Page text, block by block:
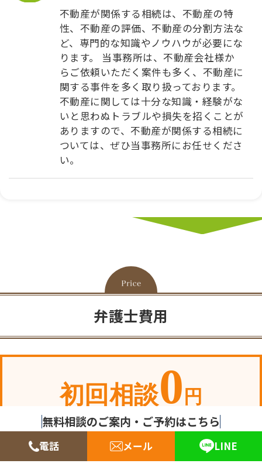
不動産が関係する相続は、不動産の特
性、不動産の評価、不動産の分割方法な
ど、専門的な知識やノウハウが必要にな
ります。 当事務所は、不動産会社様か
らご依頼いただく案件も多く、不動産に
関する事件を多く取り扱っております。
不動産に関しては十分な知識・経験がな
いと思わぬトラブルや損失を招くことが
ありますので、不動産が関係する相続に
ついては、ぜひ当事務所にお任せくださ
い。
弁護士費用
初回相談0 円
※初回60分原則無料で、ご相談に応じます。
※相談２回目以降は、30分5,500円（税込）の相
談料金をいただきます。
無料相談のご案内・ご予約はこちら
電話 メール LINE